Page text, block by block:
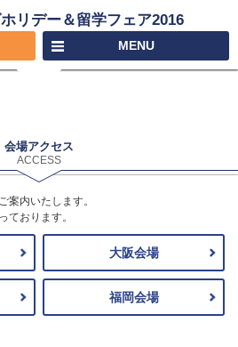
リデー＆留学フェア2016
MENU
会場アクセス
ACCESS
案内いたします。
ております。
大阪会場
福岡会場